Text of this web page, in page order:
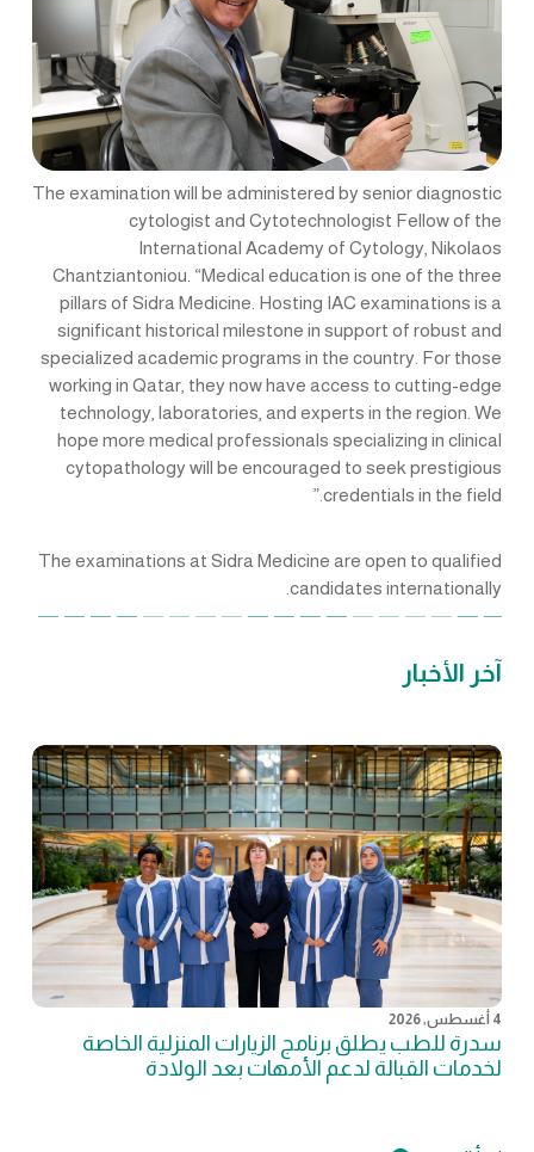
The examination will be administered by senior diagnostic
cytologist and Cytotechnologist Fellow of the
International Academy of Cytology, Nikolaos
Chantziantoniou. “Medical education is one of the three
pillars of Sidra Medicine. Hosting IAC examinations is a
significant historical milestone in support of robust and
specialized academic programs in the country. For those
working in Qatar, they now have access to cutting-edge
technology, laboratories, and experts in the region. We
hope more medical professionals specializing in clinical
cytopathology will be encouraged to seek prestigious
credentials in the field.”
The examinations at Sidra Medicine are open to qualified
candidates internationally.
آخر الأخبار
4 أغسطس, 2026
سدرة للطب يطلق برنامج الزيارات المنزلية الخاصة
لخدمات القبالة لدعم الأمهات بعد الولادة